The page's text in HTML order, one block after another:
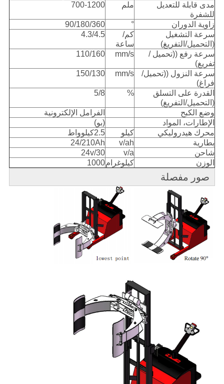
مدى قابلة للتعديل
للشفرة
ملم 700-1200
زاوية الدوران °
90/180/360
سرعة التشغيل
(التحميل/التفريغ)
كم/
ساعة
4.3/4.5
سرعة رفع ((تحميل /
تفريغ)
mm/s
110/160
سرعة النزول ((تحميل/
فراغ)
mm/s
150/130
القدرة على التسلق
(التحميل/التفريغ)
%
5/8
وضع الكبح
الفرامل الإلكترونية
الإطارات، المواد
(بو)
محرك هيدروليكي
كيلو
2.5كيلوواط
بطارية
v/ah
24/210Ah
شاحن
v/a
24v/30
الوزن
كيلوغرام1000
صور مفصلة